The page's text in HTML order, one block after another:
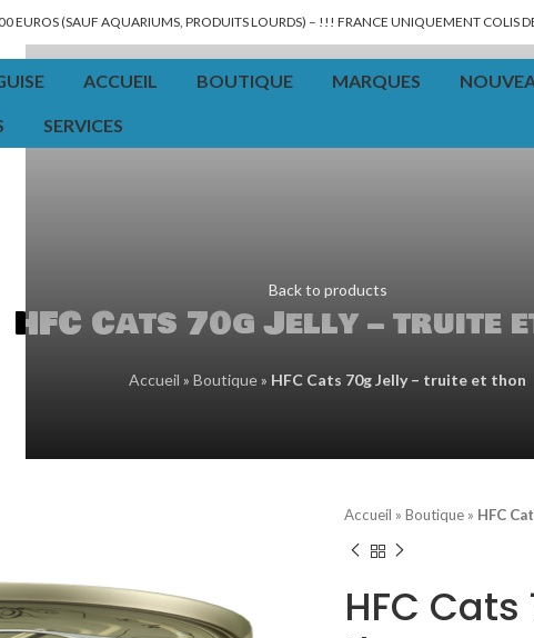
EUROS (SAUF AQUARIUMS, PRODUITS LOURDS) – !!! FRANCE UNIQUEMENT COLIS
ACCUEIL BOUTIQUE MARQUES
SERVICES
Back to products
HFC Cats 70g Jelly – truite
Accueil » Boutique» HFC Cats 70g Jelly – truite et thon
Accueil » Boutique » HFC
HFC